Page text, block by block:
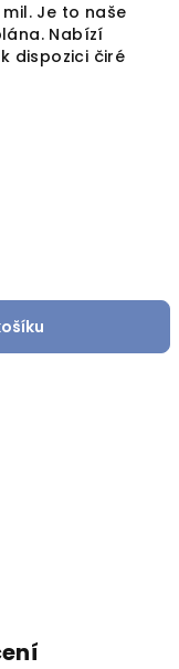
Je to naše
Nabízí
dispozici čiré